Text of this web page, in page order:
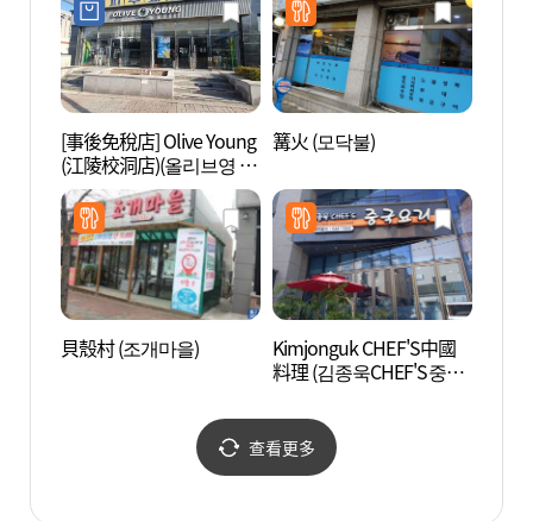
[事後免稅店] Olive Young
(江陵校洞店)(올리브영 강
릉교동점)
篝火 (모닥불)
貝殼村 (조개마을)
Kimjonguk CHEF'S中國
料理 (김종욱CHEF'S중국
查看更多